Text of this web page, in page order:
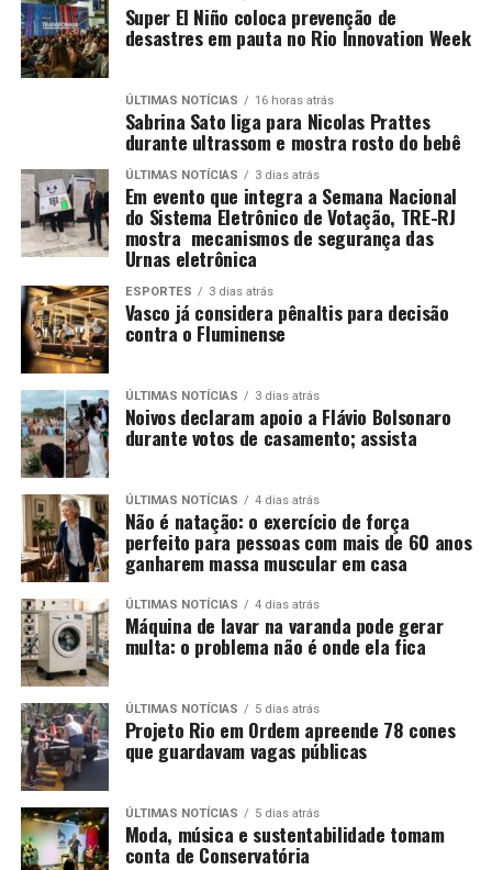
Super El Niño coloca prevenção de
desastres em pauta no Rio Innovation Week
ÚLTIMAS NOTÍCIAS 16 horas atrás
Sabrina Sato liga para Nicolas Prattes
durante ultrassom e mostra rosto do bebê
ÚLTIMAS NOTÍCIAS 3 dias atrás
Em evento que integra a Semana Nacional
do Sistema Eletrônico de Votação, TRE-RJ
mostra mecanismos de segurança das
Urnas eletrônica
ESPORTES 3 dias atrás
Vasco já considera pênaltis para decisão
contra o Fluminense
ÚLTIMAS NOTÍCIAS 3 dias atrás
Noivos declaram apoio a Flávio Bolsonaro
durante votos de casamento; assista
ÚLTIMAS NOTÍCIAS 4 dias atrás
Não é natação: o exercício de força
perfeito para pessoas com mais de 60 anos
ganharem massa muscular em casa
ÚLTIMAS NOTÍCIAS 4 dias atrás
Máquina de lavar na varanda pode gerar
multa: o problema não é onde ela fica
ÚLTIMAS NOTÍCIAS 5 dias atrás
Projeto Rio em Ordem apreende 78 cones
que guardavam vagas públicas
ÚLTIMAS NOTÍCIAS 5 dias atrás
Moda, música e sustentabilidade tomam
conta de Conservatória